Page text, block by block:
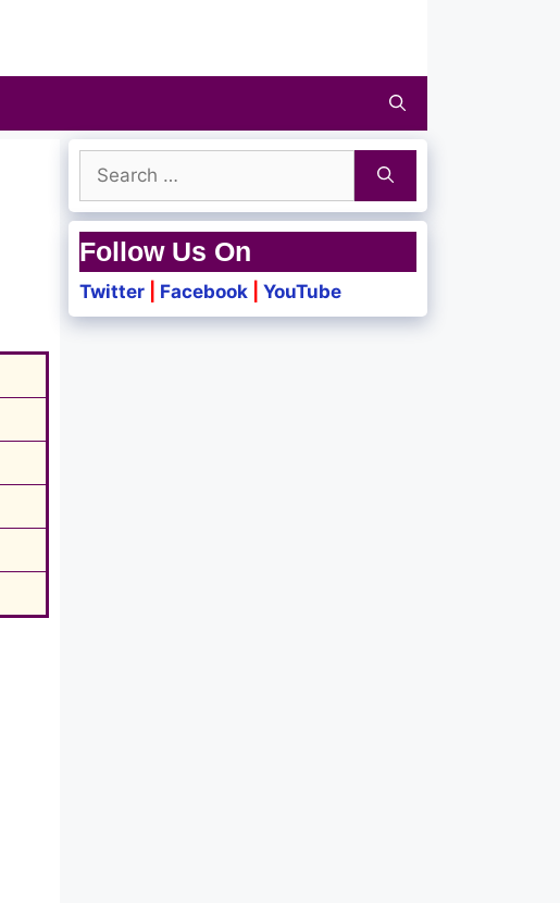
Search
for:
Follow Us On
Twitter Facebook YouTube